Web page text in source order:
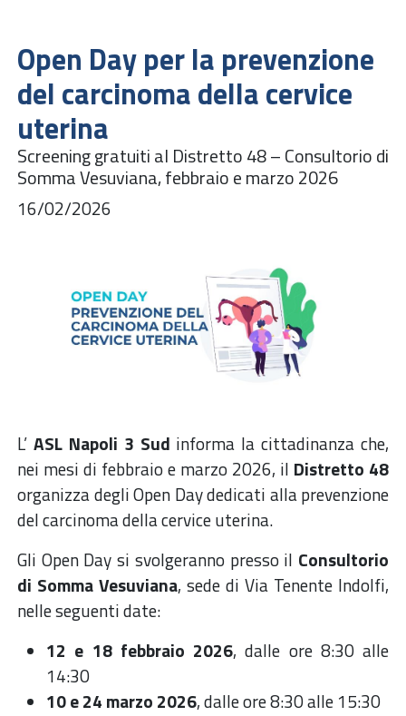
Open Day per la prevenzione
del carcinoma della cervice
uterina
Screening gratuiti al Distretto 48 – Consultorio di
Somma Vesuviana, febbraio e marzo 2026
16/02/2026
L’ ASL Napoli 3 Sud informa la cittadinanza che,
nei mesi di febbraio e marzo 2026, il Distretto 48
organizza degli Open Day dedicati alla prevenzione
del carcinoma della cervice uterina.
Gli Open Day si svolgeranno presso il Consultorio
di Somma Vesuviana, sede di Via Tenente Indolfi,
nelle seguenti date:
12 e 18 febbraio 2026, dalle ore 8:30 alle
14:30
10 e 24 marzo 2026, dalle ore 8:30 alle 15:30